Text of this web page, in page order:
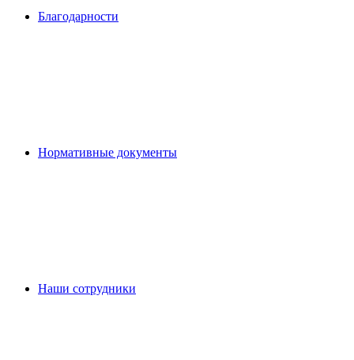
Благодарности
Нормативные документы
Наши сотрудники